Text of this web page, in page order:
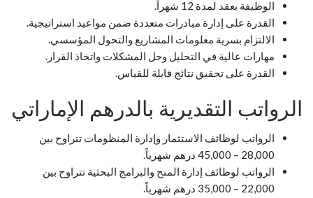
الوظيفة بعقد لمدة 12 شهراً.
القدرة على إدارة مبادرات متعددة ضمن مواعيد استراتيجية.
الالتزام بسرية معلومات المشاريع والتحول المؤسسي.
مهارات عالية في التحليل وحل المشكلات واتخاذ القرار.
القدرة على تحقيق نتائج قابلة للقياس.
الرواتب التقديرية بالدرهم الإماراتي
الرواتب لوظائف الاستثمار وإدارة المنظومات تتراوح بين
28,000 – 45,000 درهم شهرياً.
الرواتب لوظائف إدارة المنح والبرامج البحثية تتراوح بين
22,000 – 35,000 درهم شهرياً.